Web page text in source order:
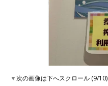
▼次の画像は下へスクロール (9/10)